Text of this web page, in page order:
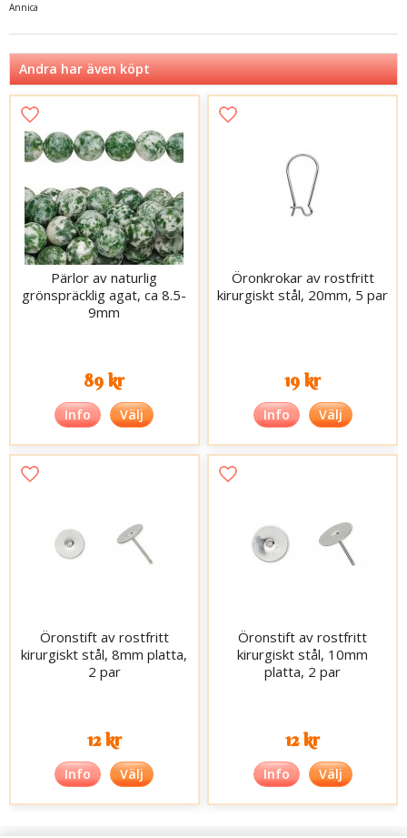
Annica
Andra har även köpt
Pärlor av naturlig
grönspräcklig agat, ca 8.5-
9mm
89 kr
Info Välj
Öronkrokar av rostfritt
kirurgiskt stål, 20mm, 5 par
19 kr
Info Välj
Öronstift av rostfritt
kirurgiskt stål, 8mm platta,
2 par
12 kr
Info Välj
Öronstift av rostfritt
kirurgiskt stål, 10mm
platta, 2 par
12 kr
Info Välj